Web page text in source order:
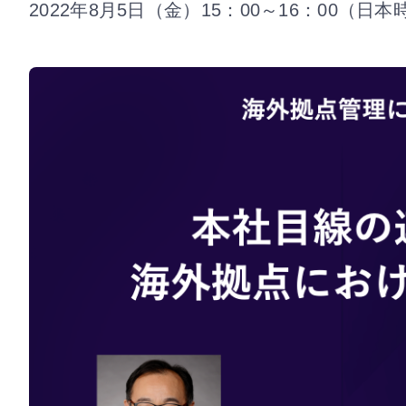
2022年8月5日（金）15：00～16：00（日本